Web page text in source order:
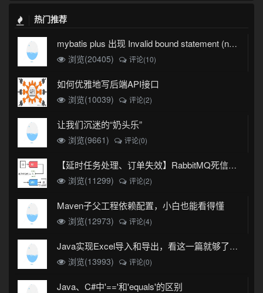
热门推荐
mybatis plus 出现 Invalid bound statement (not found)
浏览(20405)
评论(10)
如何优雅地写后端API接口
浏览(10039) 评论(2)
让我们沉迷的“奶头乐”
浏览(9661) 评论(0)
【延时任务处理、订单失效】RabbitMQ死信队列实现
浏览(11299)
评论(2)
Maven子父工程依赖配置，小白也能看得懂
浏览(12973) 评论(4)
Java实现Excel导入和导出，看这一篇就够了(珍藏版)
浏览(13993)
评论(0)
Java、C#中'=='和'equals'的区别